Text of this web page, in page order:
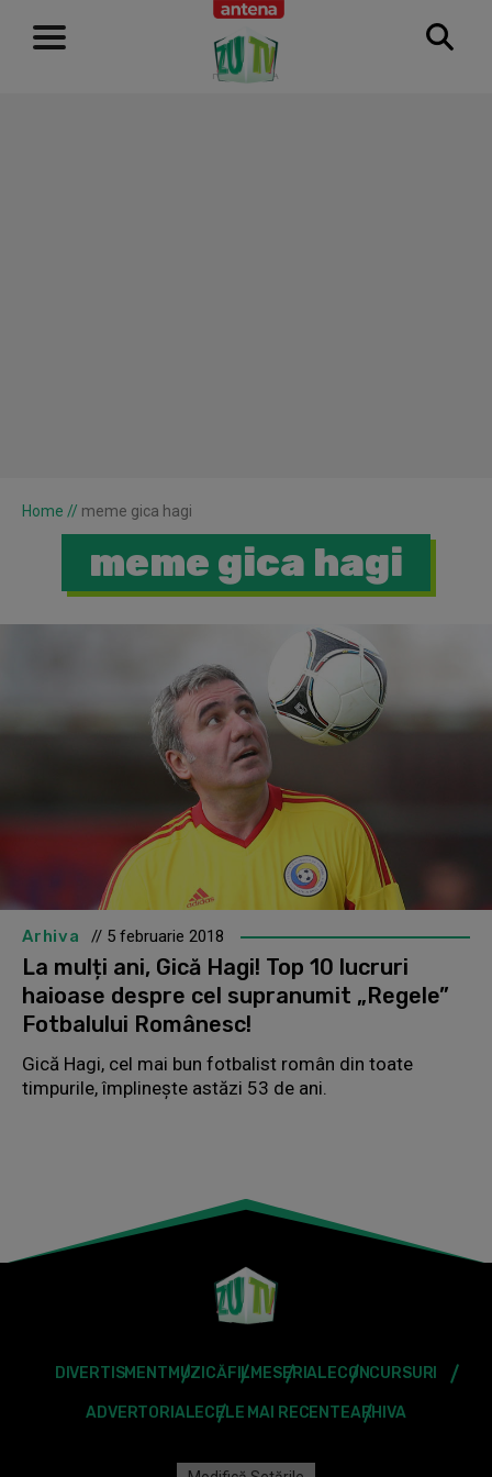
RECLAMĂ
Home // meme gica hagi
meme gica hagi
Arhiva // 5 februarie 2018
La mulți ani, Gică Hagi! Top 10 lucruri
haioase despre cel supranumit „Regele”
Fotbalului Românesc!
Gică Hagi, cel mai bun fotbalist român din toate
timpurile, împlinește astăzi 53 de ani.
DIVERTISMENT MUZICĂFILMESERIALECONCURSURI
ADVERTORIALECELE MAI RECENTEARHIVA